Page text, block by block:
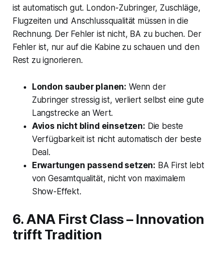
ist automatisch gut. London-Zubringer, Zuschläge,
Flugzeiten und Anschlussqualität müssen in die
Rechnung. Der Fehler ist nicht, BA zu buchen. Der
Fehler ist, nur auf die Kabine zu schauen und den
Rest zu ignorieren.
London sauber planen: Wenn der
Zubringer stressig ist, verliert selbst eine gute
Langstrecke an Wert.
Avios nicht blind einsetzen: Die beste
Verfügbarkeit ist nicht automatisch der beste
Deal.
Erwartungen passend setzen: BA First lebt
von Gesamtqualität, nicht von maximalem
Show-Effekt.
6. ANA First Class – Innovation
trifft Tradition